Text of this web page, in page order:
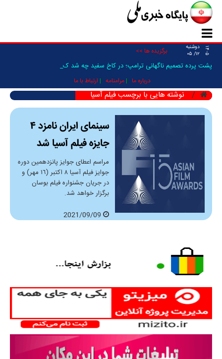
۱۴۰۵
دوشنبه
۱۲/ ۰۵
برگزیده ها >>
پشت پرده تصمیم ناگهانی ترامپ؛ در کاخ سفید چه شد که ح _
درباره ما مرامنامه ارتباط با ما
نوشته هایی با برچسب فیلم آسیا
سینمای ایران نامزد ۴
جایزه فیلم آسیا شد
مراسم اعطای جوایز پانزدهمین دوره
جوایز فیلم آسیا ۸ اکتبر (١٦ مهر) و
در جریان جشنواره فیلم بوسان
برگزار خواهد شد.